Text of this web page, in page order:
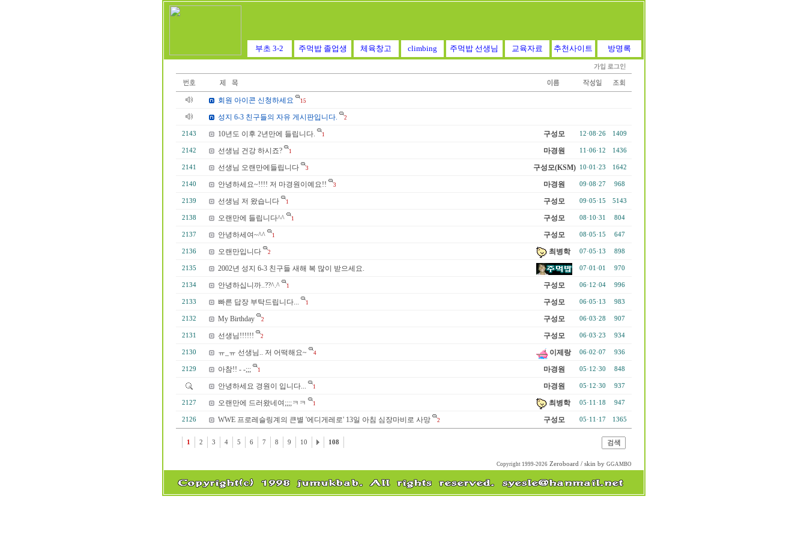
부초 3-2 주먹밥 졸업생 체육창고 climbing 주먹밥 선생님 교육자료 추천사이트 방명록
회원 아이콘 신청하세요 15
성지 6-3 친구들의 자유 게시판입니다. 2
2143 10년도 이후 2년만에 들립니다. 1 구성모 12·08·26 1409
2142 선생님 건강 하시죠? 1 마경원 11·06·12 1436
2141 선생님 오랜만에들립니다 3 구성모(KSM) 10·01·23 1642
2140 안녕하세요~!!!! 저 마경원이예요!! 3 마경원 09·08·27 968
2139 선생님 저 왔습니다 1 구성모 09·05·15 5143
2138 오랜만에 들립니다^^ 1 구성모 08·10·31 804
2137 안녕하세여~^^ 1 구성모 08·05·15 647
2136 오랜만입니다 2 최병학 07·05·13 898
2135 2002년 성지 6-3 친구들 새해 복 많이 받으세요. 07·01·01 970
2134 안녕하십니까..??^.^ 1 구성모 06·12·04 996
2133 빠른 답장 부탁드립니다... 1 구성모 06·05·13 983
2132 My Birthday 2 구성모 06·03·28 907
2131 선생님!!!!!! 2 구성모 06·03·23 934
2130 ㅠ_ㅠ 선생님.. 저 어떡해요~ 4 이제랑 06·02·07 936
2129 아참!! - -;;; 1 마경원 05·12·30 848
안녕하세요 경원이 입니다... 1 마경원 05·12·30 937
2127 오랜만에 드러왔네여;;;;ㅋㅋ 1 최병학 05·11·18 947
2126 WWE 프로레슬링계의 큰별 '에디게레로' 13일 아침 심장마비로 사망 2 구성모 05·11·17 1365
1 2 3 4 5 6 7 8 9 10 108
Copyright 1999-2026 Zeroboard / skin by GGAMBO